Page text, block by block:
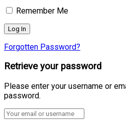
Remember Me
Forgotten Password?
Retrieve your password
Please enter your username or
password.